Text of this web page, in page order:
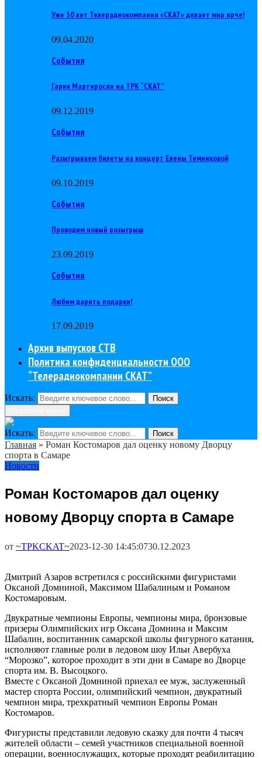
Уже 30 лет Телерадиокомпания «СКАТ» делает мир ярче!
09.04.2020
События
Гарик Мартиросян на ТРК “СКАТ”
09.12.2019
События
Разыгрываем билеты на концерт Елены Темниковой
09.10.2019
События
Проводим новый розыгрыш
23.09.2019
События
Любим дарить подарки!
17.09.2019
Архив выпусков СТВ
Политика конфиденциальности ООО
“Телерадиокомпании СКАТ”
Искать:
Поиск
Искать: Поиск
Главная » Роман Костомаров дал оценку новому Дворцу
спорта в Самаре
Новости
Роман Костомаров дал оценку
новому Дворцу спорта в Самаре
от ~TPKCKAT~2023-12-30 14:45:0730.12.2023
Дмитрий Азаров встретился с российскими фигуристами
Оксаной Домниной, Максимом Шабалиным и Романом
Костомаровым.
Двукратные чемпионы Европы, чемпионы мира, бронзовые
призеры Олимпийских игр Оксана Домнина и Максим
Шабалин, воспитанник самарской школы фигурного катания,
исполняют главные роли в ледовом шоу Ильи Авербуха
“Морозко”, которое проходит в эти дни в Самаре во Дворце
спорта им. В. Высоцкого.
Вместе с Оксаной Домниной приехал ее муж, заслуженный
мастер спорта России, олимпийский чемпион, двукратный
чемпион мира, трехкратный чемпион Европы Роман
Костомаров.
Фигуристы представили ледовую сказку для почти 4 тысяч
жителей области – семей участников специальной военной
операции, военнослужащих, которые проходят реабилитацию